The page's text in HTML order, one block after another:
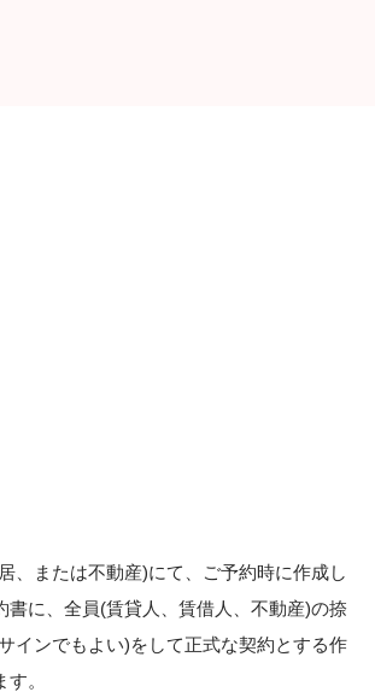
、または不動産)にて、ご予約時に作成し
書に、全員(賃貸人、賃借人、不動産)の捺
インでもよい)をして正式な契約とする作
。